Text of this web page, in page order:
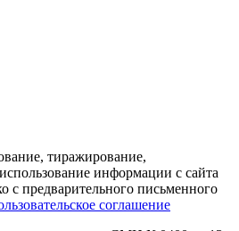
тиражирование,
информации с сайта
с предварительного письменного
соглашение